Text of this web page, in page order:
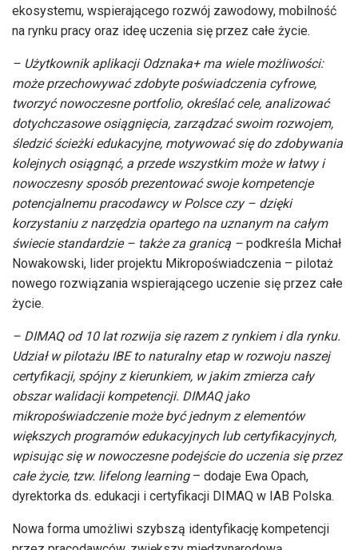
ekosystemu, wspierającego rozwój zawodowy, mobilność
na rynku pracy oraz ideę uczenia się przez całe życie.
– Użytkownik aplikacji Odznaka+ ma wiele możliwości:
może przechowywać zdobyte poświadczenia cyfrowe,
tworzyć nowoczesne portfolio, określać cele, analizować
dotychczasowe osiągnięcia, zarządzać swoim rozwojem,
śledzić ścieżki edukacyjne, motywować się do zdobywania
kolejnych osiągnąć, a przede wszystkim może w łatwy i
nowoczesny sposób prezentować swoje kompetencje
potencjalnemu pracodawcy w Polsce czy – dzięki
korzystaniu z narzędzia opartego na uznanym na całym
świecie standardzie – także za granicą – podkreśla Michał
Nowakowski, lider projektu Mikropoświadczenia – pilotaż
nowego rozwiązania wspierającego uczenie się przez całe
życie.
– DIMAQ od 10 lat rozwija się razem z rynkiem i dla rynku.
Udział w pilotażu IBE to naturalny etap w rozwoju naszej
certyfikacji, spójny z kierunkiem, w jakim zmierza cały
obszar walidacji kompetencji. DIMAQ jako
mikropoświadczenie może być jednym z elementów
większych programów edukacyjnych lub certyfikacyjnych,
wpisując się w nowoczesne podejście do uczenia się przez
całe życie, tzw. lifelong learning – dodaje Ewa Opach,
dyrektorka ds. edukacji i certyfikacji DIMAQ w IAB Polska.
Nowa forma umożliwi szybszą identyfikację kompetencji